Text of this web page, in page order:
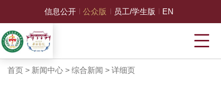
信息公开 公众版 员工/学生版 EN
首页 > 新闻中心> 综合新闻 > 详细页